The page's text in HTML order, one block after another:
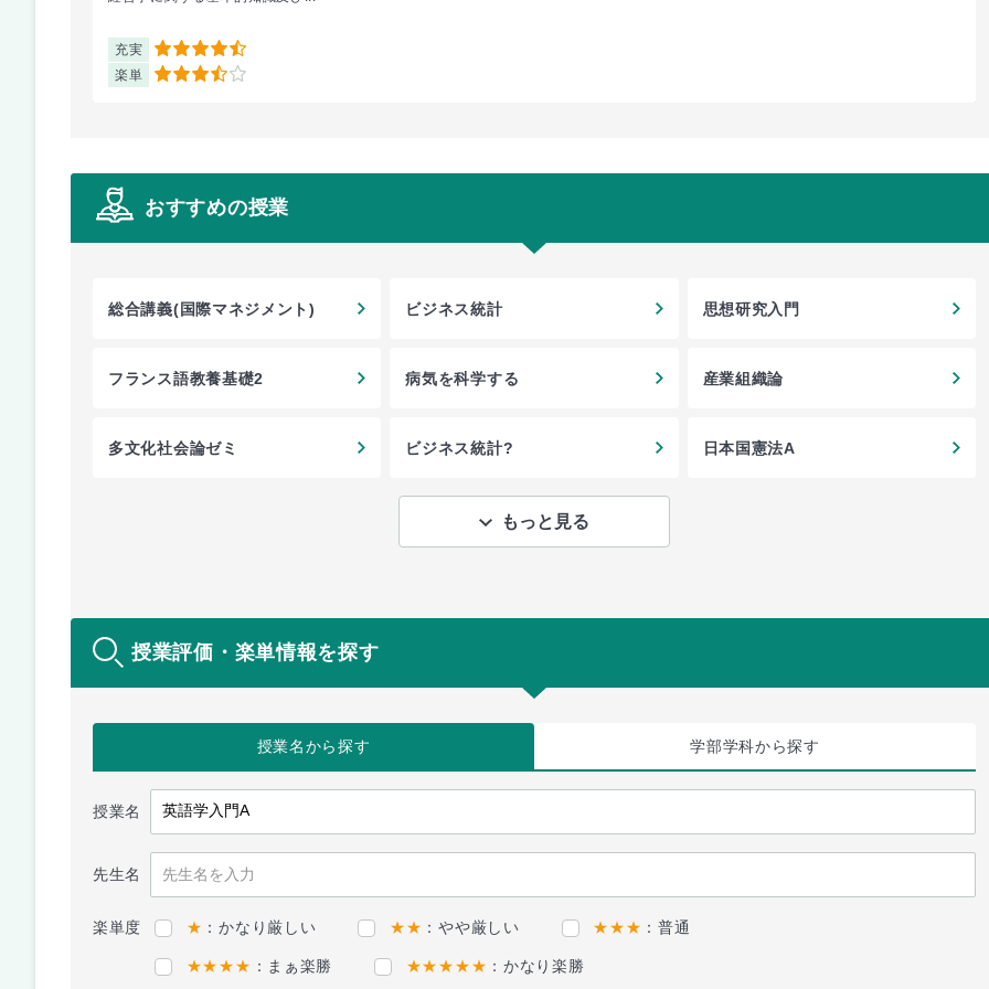
充実 4.5
楽単 3.5
おすすめの授業
総合講義(国際マネジメント) ビジネス統計 思想研究入門
フランス語教養基礎2 病気を科学する 産業組織論
多文化社会論ゼミ ビジネス統計? 日本国憲法A
もっと見る
授業評価・楽単情報を探す
授業名から探す 学部学科から探す
授業名
先生名
楽単度 ★ ：かなり厳しい ★★ ：やや厳しい ★★★ ：普通
★★★★ ：まぁ楽勝 ★★★★★ ：かなり楽勝